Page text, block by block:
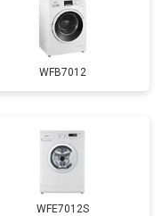
от 2300 ₽ Заказать
от 2150 ₽ Заказать
от 3350 ₽
от 2100 ₽ Заказать
WFB7012
WFE7012S